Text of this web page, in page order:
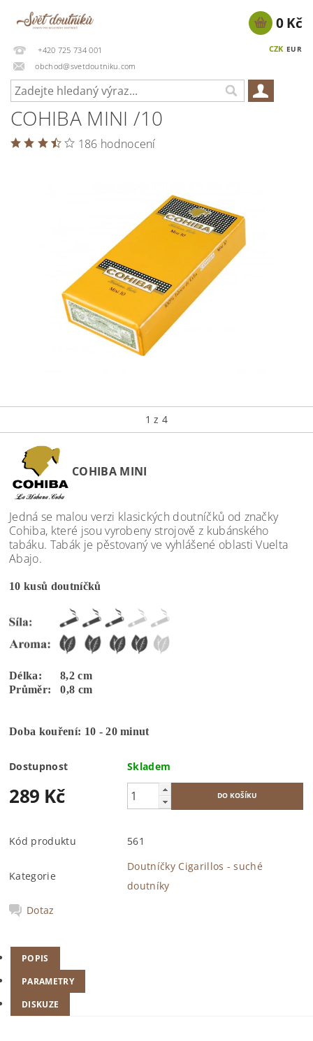
+420 725 734 001
obchod@svetdoutniku.com
CZK EUR
0 Kč
COHIBA MINI /10
186 hodnocení
1 z 4
COHIBA MINI
Jedná se malou verzi klasických doutníčků od značky
Cohiba, které jsou vyrobeny strojově z kubánského
tabáku. Tabák je pěstovaný ve vyhlášené oblasti Vuelta
Abajo.
10 kusů doutníčků
Délka: 8,2 cm
Průměr: 0,8 cm
Doba kouření: 10 - 20 minut
Dostupnost Skladem
289 Kč
Kód produktu 561
Kategorie
Doutníčky Cigarillos - suché
doutníky
Dotaz
POPIS
PARAMETRY
DISKUZE